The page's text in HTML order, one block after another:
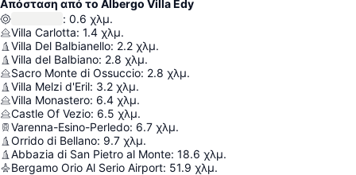
Απόσταση από το Albergo Villa Edy
: 0.6 χλμ.
Villa Carlotta: 1.4 χλμ.
Villa Del Balbianello: 2.2 χλμ.
Villa del Balbiano: 2.8 χλμ.
Sacro Monte di Ossuccio: 2.8 χλμ.
Villa Melzi d'Eril: 3.2 χλμ.
Villa Monastero: 6.4 χλμ.
Castle Of Vezio: 6.5 χλμ.
Varenna-Esino-Perledo: 6.7 χλμ.
Orrido di Bellano: 9.7 χλμ.
Abbazia di San Pietro al Monte: 18.6 χλμ.
Bergamo Orio Al Serio Airport: 51.9 χλμ.